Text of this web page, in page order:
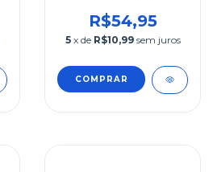
R$54,95
5 x de R$10,99 sem juros
COMPRAR